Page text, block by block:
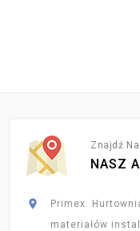
Znajdź
NASZ

Primex.
materiałów